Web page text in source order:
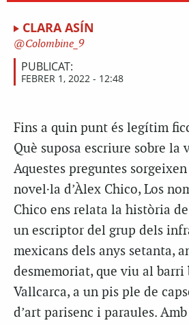
CLARA ASÍN
Colombine_9
PUBLICAT:
FEBRER 1, 2022 - 12:48
Fins a quin punt és legítim
Què suposa escriure sobre la
Aquestes preguntes
novel·la d’Àlex Chico, Los
Chico ens relata la història
un escriptor del grup dels
mexicans dels anys setanta,
desmemoriat, que viu al barri
Vallcarca, a un pis ple de
d’art parisenc i paraules.